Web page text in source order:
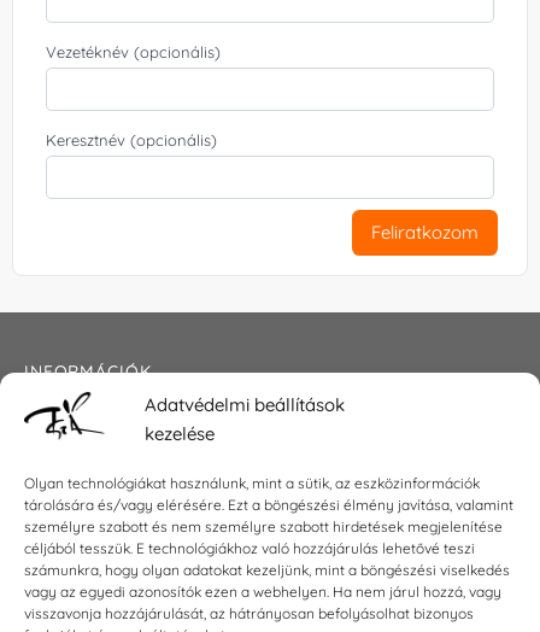
Adatvédelmi beállítások
kezelése
Olyan technológiákat használunk, mint a sütik, az eszközinformációk
tárolására és/vagy elérésére. Ezt a böngészési élmény javítása, valamint
személyre szabott és nem személyre szabott hirdetések megjelenítése
céljából tesszük. E technológiákhoz való hozzájárulás lehetővé teszi
számunkra, hogy olyan adatokat kezeljünk, mint a böngészési viselkedés
vagy az egyedi azonosítók ezen a webhelyen. Ha nem járul hozzá, vagy
visszavonja hozzájárulását, az hátrányosan befolyásolhat bizonyos
Vezetéknév (opcionális)
Keresztnév (opcionális)
Feliratkozom
INFORMÁCIÓK
Általános szerződési feltételek
Impresszum
KAPCSOLAT
E-mail:shop@torokszilvi.com